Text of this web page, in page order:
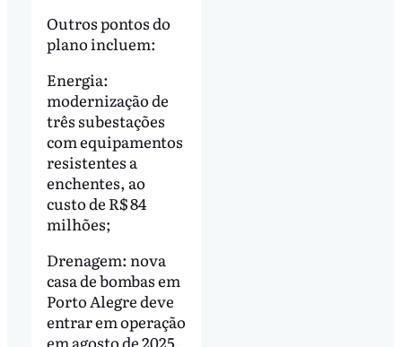
Outros pontos do
plano incluem:
Energia:
modernização de
três subestações
com equipamentos
resistentes a
enchentes, ao
custo de R$ 84
milhões;
Drenagem: nova
casa de bombas em
Porto Alegre deve
entrar em operação
em agosto de 2025,